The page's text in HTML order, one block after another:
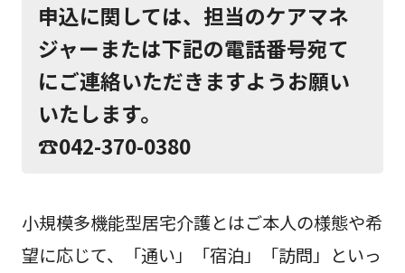
申込に関しては、担当のケアマネ
ジャーまたは下記の電話番号宛て
にご連絡いただきますようお願い
いたします。
☎042-370-0380
小規模多機能型居宅介護とはご本人の様態や希
望に応じて、「通い」「宿泊」「訪問」といっ